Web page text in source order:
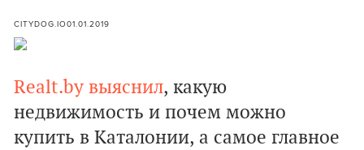
CITYDOG.IO01.01.2019
Realt.by выяснил, какую
недвижимость и почем можно
купить в Каталонии, а самое главное